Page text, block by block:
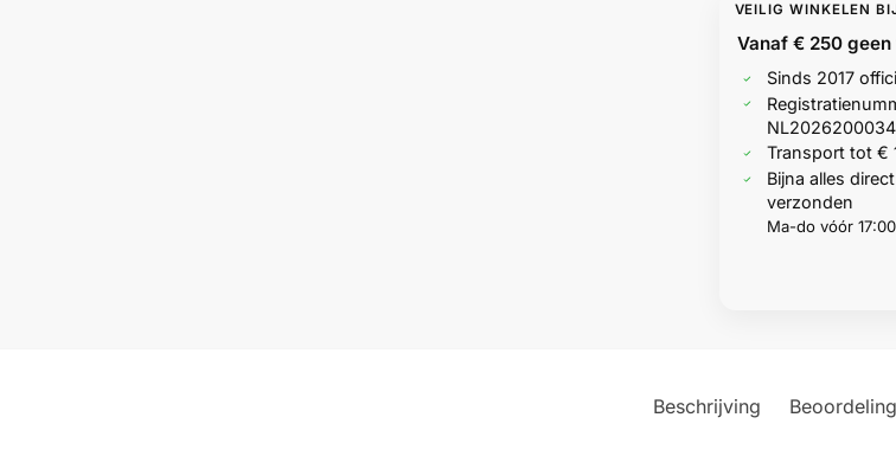
VEILIG WINKELEN
Vanaf € 250 geen
Sinds 2017
Transport tot €
Bijna alles
verzonden
Ma-do vóór
Beschrijving